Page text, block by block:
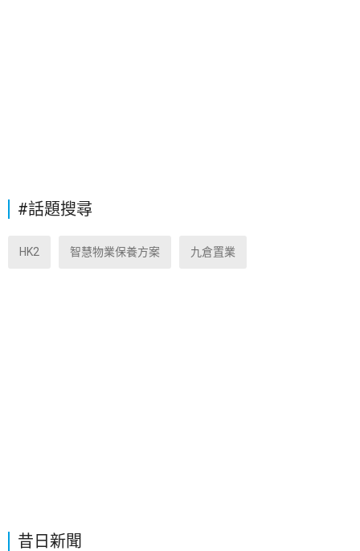
昔日新聞
#話題搜尋
HK2 智慧物業保養方案 九倉置業